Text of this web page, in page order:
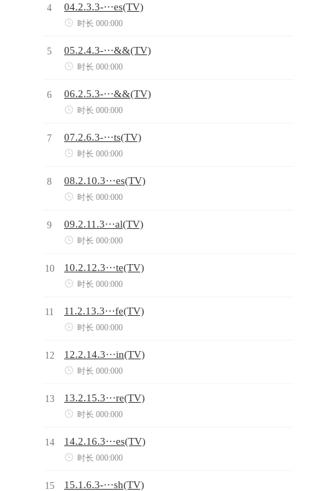
4 04.2.3.3-···es(TV)
 时长 000:000
5 05.2.4.3-···&&(TV)
 时长 000:000
6 06.2.5.3-···&&(TV)
 时长 000:000
7 07.2.6.3-···ts(TV)
 时长 000:000
8 08.2.10.3···es(TV)
 时长 000:000
9 09.2.11.3···al(TV)
 时长 000:000
10 10.2.12.3···te(TV)
 时长 000:000
11 11.2.13.3···fe(TV)
 时长 000:000
12 12.2.14.3···in(TV)
 时长 000:000
13 13.2.15.3···re(TV)
 时长 000:000
14 14.2.16.3···es(TV)
 时长 000:000
15 15.1.6.3-···sh(TV)